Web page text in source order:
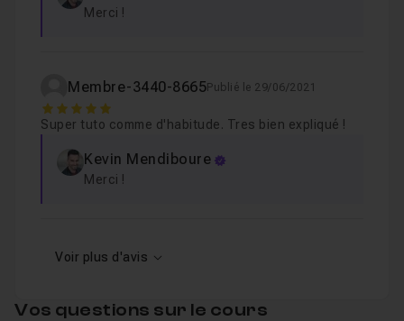
démarrer ce tuto !
Merci !
Membre-3440-8665Publié le 29/06/2021
5
Super tuto comme d'habitude. Tres bien expliqué !
Kevin Mendiboure
Merci !
Voir plus d'avis
Vos questions sur le cours